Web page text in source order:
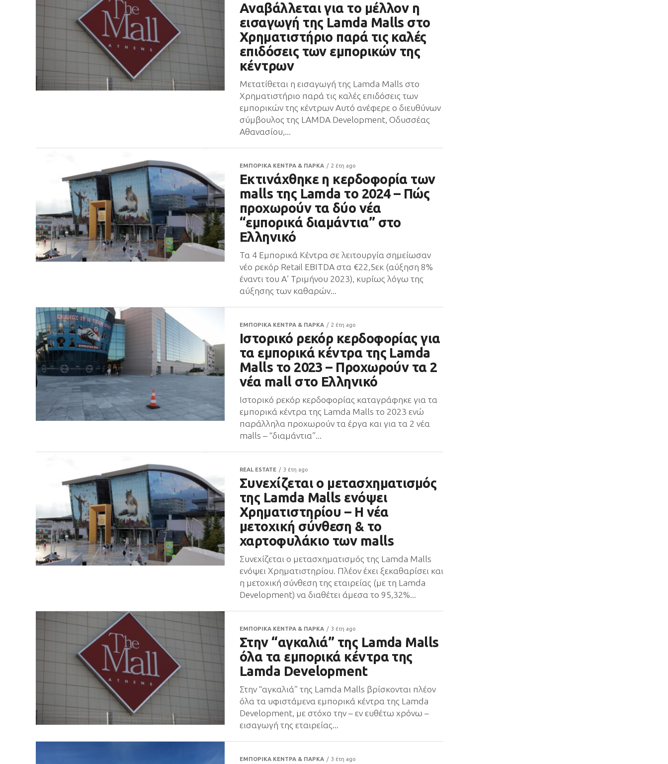
Αναβάλλεται για το μέλλον η
εισαγωγή της Lamda Malls στο
Χρηματιστήριο παρά τις καλές
επιδόσεις των εμπορικών της
κέντρων
Μετατίθεται η εισαγωγή της Lamda Malls στο
Χρηματιστήριο παρά τις καλές επιδόσεις των
εμπορικών της κέντρων Αυτό ανέφερε ο διευθύνων
σύμβουλος της LAMDA Development, Οδυσσέας
Αθανασίου,...
ΕΜΠΟΡΙΚΑ ΚΕΝΤΡΑ & ΠΑΡΚΑ 2 έτη ago
Εκτινάχθηκε η κερδοφορία των
malls της Lamda το 2024 – Πώς
προχωρούν τα δύο νέα
“εμπορικά διαμάντια” στο
Ελληνικό
Τα 4 Εμπορικά Κέντρα σε λειτουργία σημείωσαν
νέο ρεκόρ Retail EBITDA στα €22,5εκ (αύξηση 8%
έναντι του Α’ Τριμήνου 2023), κυρίως λόγω της
αύξησης των καθαρών...
ΕΜΠΟΡΙΚΑ ΚΕΝΤΡΑ & ΠΑΡΚΑ 2 έτη ago
Ιστορικό ρεκόρ κερδοφορίας για
τα εμπορικά κέντρα της Lamda
Malls το 2023 – Προχωρούν τα 2
νέα mall στο Ελληνικό
Ιστορικό ρεκόρ κερδοφορίας καταγράφηκε για τα
εμπορικά κέντρα της Lamda Malls το 2023 ενώ
παράλληλα προχωρούν τα έργα και για τα 2 νέα
malls – “διαμάντια”...
REAL ESTATE 3 έτη ago
Συνεχίζεται ο μετασχηματισμός
της Lamda Malls ενόψει
Χρηματιστηρίου – H νέα
μετοχική σύνθεση & το
χαρτοφυλάκιο των malls
Συνεχίζεται ο μετασχηματισμός της Lamda Malls
ενόψει Χρηματιστηρίου. Πλέον έχει ξεκαθαρίσει και
η μετοχική σύνθεση της εταιρείας (με τη Lamda
Development) να διαθέτει άμεσα το 95,32%...
ΕΜΠΟΡΙΚΑ ΚΕΝΤΡΑ & ΠΑΡΚΑ 3 έτη ago
Στην “αγκαλιά” της Lamda Malls
όλα τα εμπορικά κέντρα της
Lamda Development
Στην “αγκαλιά” της Lamda Malls βρίσκονται πλέον
όλα τα υφιστάμενα εμπορικά κέντρα της Lamda
Development, με στόχο την – εν ευθέτω χρόνω –
εισαγωγή της εταιρείας...
ΕΜΠΟΡΙΚΑ ΚΕΝΤΡΑ & ΠΑΡΚΑ 3 έτη ago